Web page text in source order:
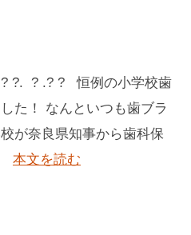
? ?. ? .? ? 恒例の小学校歯
た！ なんといつも歯ブラ
が奈良県知事から歯科保
本文を読む